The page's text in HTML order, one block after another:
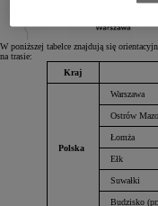
W poniższej tabelce znajdują się
na trasie:
Kraj
Polska
Warszawa
Ostrów
Łomża
Ełk
Suwałki
Budzisko